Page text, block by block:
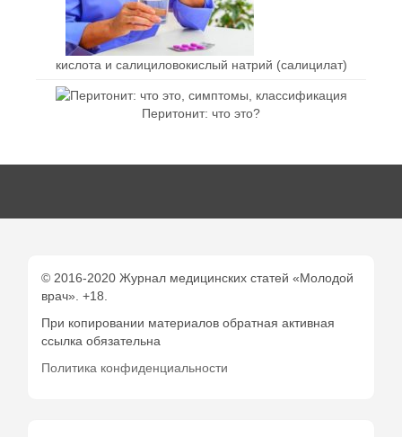
кислота и салициловокислый натрий (салицилат)
Перитонит: что это?
© 2016-2020 Журнал медицинских статей «Молодой
врач». +18.
При копировании материалов обратная активная
ссылка обязательна
Политика конфиденциальности